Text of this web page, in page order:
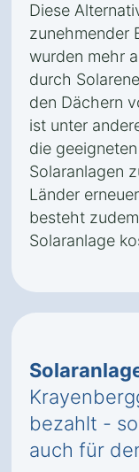
Diese
zunehmender
wurden mehr
durch
den Dächern
ist unter
die
Solaranlagen
Länder
besteht
Solaranlage
bezahlt -
auch für